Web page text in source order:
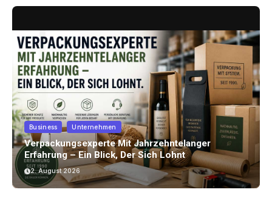
Business Unternehmen
Verpackungsexperte Mit Jahrzehntelanger
Erfahrung – Ein Blick, Der Sich Lohnt
2. August 2026